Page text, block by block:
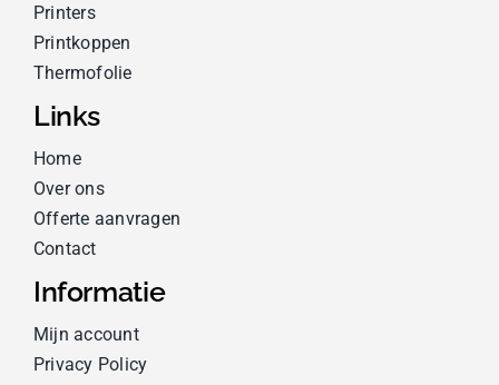
Printers
Printkoppen
Thermofolie
Links
Home
Over ons
Offerte aanvragen
Contact
Informatie
Mijn account
Privacy Policy